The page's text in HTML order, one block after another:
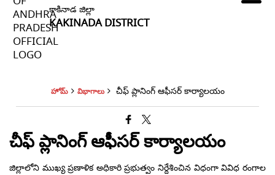
కాకినాడ జిల్లా
KAKINADA DISTRICT
హోమ్ విభాగాలు చీఫ్ ప్లానింగ్ ఆఫీసర్ కార్యాలయం
చీఫ్ ప్లానింగ్ ఆఫీసర్ కార్యాలయం
జిల్లాలోని ముఖ్య ప్రణాళిక అధికారి ప్రభుత్వం నిర్దేశించిన విధంగా వివిధ రంగాల